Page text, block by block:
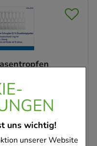
uns wichtig!
unserer Website
GmbH